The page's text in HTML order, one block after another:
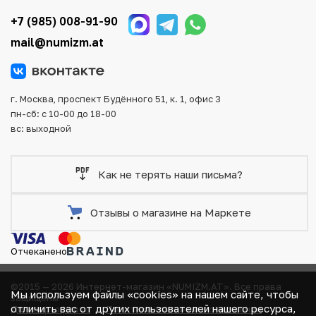
В КОРЗИНЕ
тщательно упаковываются, что исключает возможность
повреждения во время доставки.
+7 (985) 008-91-90
mail@numizm.at
г. Москва, проспект Будённого 51, к. 1, офис 3
пн-сб: с 10-00 до 18-00
вс: выходной
©2015 — 2026 Интернет-магазин «NUMIZM.AT». Все права
защищены
Договор-оферта
Политика компании в отношении
Как не терять наши письма?
Отзывы о магазине на Маркете
Отчеканено
Мы используем файлы «cookies» на нашем сайте, чтобы
отличить вас от других пользователей нашего ресурса,